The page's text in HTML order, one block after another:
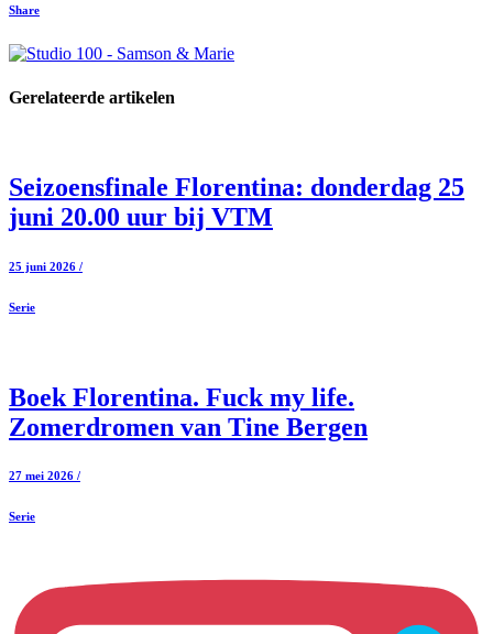
Share
Gerelateerde artikelen
Seizoensfinale Florentina: donderdag 25
juni 20.00 uur bij VTM
25 juni 2026 /
Serie
Boek Florentina. Fuck my life.
Zomerdromen van Tine Bergen
27 mei 2026 /
Serie